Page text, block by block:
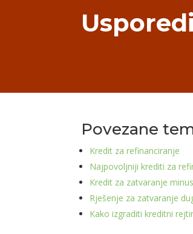
Povezane
Kredit za refinanciranje
Najpovoljniji krediti za
Kredit za zatvaranje
Rješenje za zatvaranje
Kako izgraditi kreditni